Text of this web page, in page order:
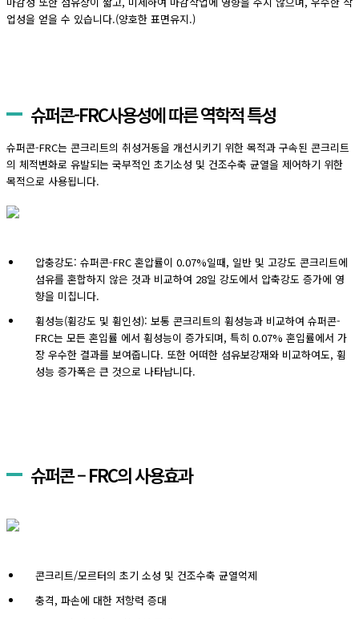
업성을 얻을 수 있습니다.(양호한 표면유지.)
슈퍼콘-FRC사용성에 따른 역학적 특성
슈퍼콘-FRC는 콘크리트의 취성거동을 개선시키기 위한 목적과 구속된 콘크리트
의 체적변화로 유발되는 국부적인 초기소성 및 건조수축 균열을 제어하기 위한
목적으로 사용됩니다.
압충강도: 슈퍼콘-FRC 혼압률이 0.07%일때, 일반 및 고강도 콘크리트에
섬유를 혼합하지 않은 것과 비교하여 28일 강도에서 압축강도 증가에 영
향을 미칩니다.
휨성능(휨강도 및 휨인성): 보통 콘크리트의 휨성능과 비교하여 슈퍼콘-
FRC는 모든 혼입률 에서 휨성능이 증가되며, 특히 0.07% 혼입률에서 가
장 우수한 결과를 보여줍니다. 또한 어떠한 섬유보강재와 비교하여도, 휨
성능 증가폭은 큰 것으로 나타납니다.
슈퍼콘 – FRC의 사용효과
콘크리트/모르터의 초기 소성 및 건조수축 균열억제
충격, 파손에 대한 저항력 증대